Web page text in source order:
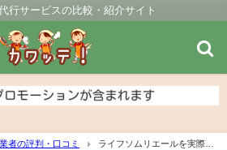
行サービスの比較・紹介サイト
者の評判・口コミ
ライフソムリエールを実際に